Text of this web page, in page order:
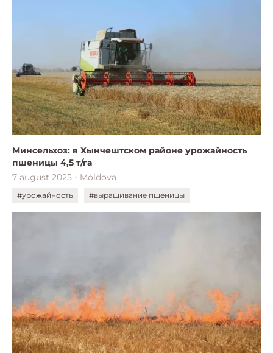
Минсельхоз: в Хынчештском районе урожайность
пшеницы 4,5 т/га
7 august 2025 - Moldova
#урожайность #выращивание пшеницы